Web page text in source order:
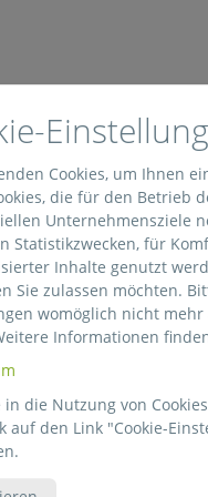
Sie
Sie Neuigkeiten
 Sie über die
Cookies, um Ihnen
die für den Betrieb
Unternehmensziele
Statistikzwecken, für
Inhalte genutzt
Sie zulassen möchten.
womöglich nicht
Informationen
in die Nutzung von
auf den Link "Cookie-